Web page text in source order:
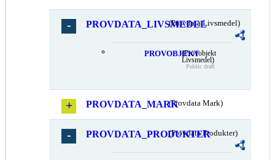
PROVDATA_LIVSMEDEL
(Provdata Livsmedel)
PROVOBJEKT(Provobjekt
Livsmedel)
Public draft
PROVDATA_MARK(Provdata Mark)
PROVDATA_PRODUKTER
(Provdata Produkter)